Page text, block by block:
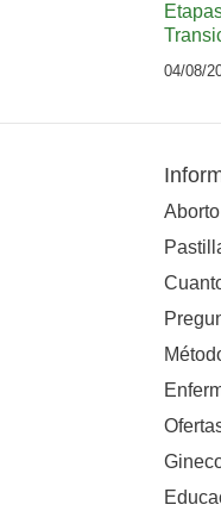
04/08/
Aborto